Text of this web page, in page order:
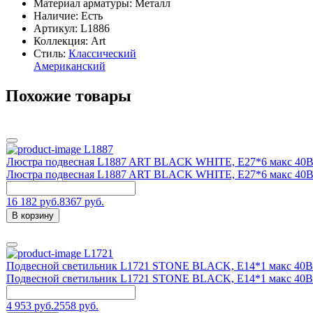
Материал арматуры: Металл
Наличие: Есть
Артикул: L1886
Коллекция: Art
Стиль: Классический
Американский
Похожие товары
L1887
Люстра подвесная L1887 ART BLACK WHITE, Е27*6 макс
Люстра подвесная L1887 ART BLACK WHITE, Е27*6 макс
16 182 руб.8367 руб.
В корзину
L1721
Подвесной светильник L1721 STONE BLACK, E14*1 макс
Подвесной светильник L1721 STONE BLACK, E14*1 макс
4 953 руб.2558 руб.